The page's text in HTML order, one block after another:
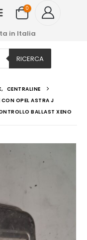
0
in Italia
RICERCA
, CENTRALINE
OPEL ASTRA J
BALLAST XENO